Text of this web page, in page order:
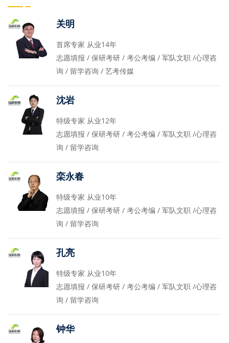
关明
首席专家 从业14年
志愿填报 / 保研考研 / 考公考编 / 军队文职 /心理咨
询 / 留学咨询 / 艺考传媒
沈岩
特级专家 从业12年
志愿填报 / 保研考研 / 考公考编 / 军队文职 /心理咨
询 / 留学咨询
栾永春
特级专家 从业10年
志愿填报 / 保研考研 / 考公考编 / 军队文职 /心理咨
询 / 留学咨询
孔亮
特级专家 从业10年
志愿填报 / 保研考研 / 考公考编 / 军队文职 /心理咨
询 / 留学咨询
钟华